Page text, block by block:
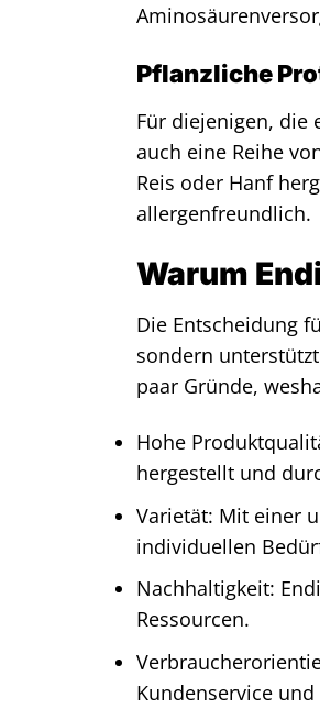
Pflanzliche
Für diejenigen, die
auch eine Reihe
Reis oder Hanf
allergenfreundlich.
Warum
Die Entscheidung
sondern
paar Gründe,
Hohe
hergestellt und
Varietät: Mit einer
individuellen
Nachhaltigkeit:
Ressourcen.
Kundenservice